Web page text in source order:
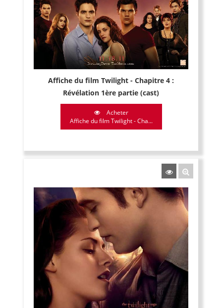
Affiche du film Twilight - Chapitre 4 :
Révélation 1ère partie (cast)
Acheter
Affiche du film Twilight - Cha...